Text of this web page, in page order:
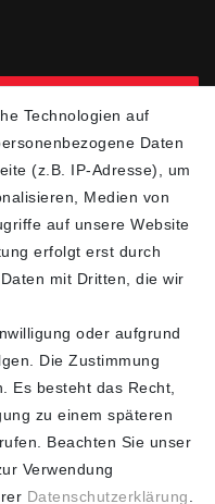
UND
HOUSE
+49
(Mo. bis
Technologien auf
Daten
(z.B. IP-Adresse), um
Medien von
auf unsere Website
erfolgt erst durch
mit Dritten, die wir
oder aufgrund
Die Zustimmung
Es besteht das Recht,
zu einem späteren
Beachten Sie unser
Verwendung
Daten­schutz­erklärung